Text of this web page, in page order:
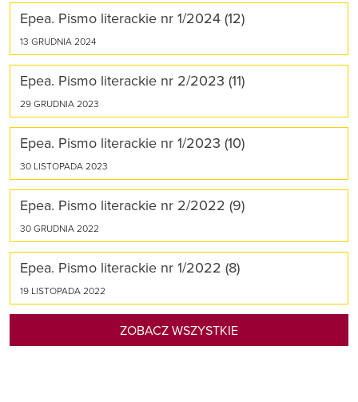
Epea. Pismo literackie nr 1/2024 (12)
13 GRUDNIA 2024
Epea. Pismo literackie nr 2/2023 (11)
29 GRUDNIA 2023
Epea. Pismo literackie nr 1/2023 (10)
30 LISTOPADA 2023
Epea. Pismo literackie nr 2/2022 (9)
30 GRUDNIA 2022
Epea. Pismo literackie nr 1/2022 (8)
19 LISTOPADA 2022
ZOBACZ WSZYSTKIE